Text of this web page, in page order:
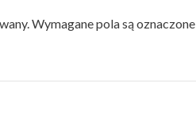
Wymagane pola są oznaczone